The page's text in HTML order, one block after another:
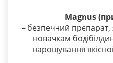
Magnus
– безпечний
новачкам
нарощування